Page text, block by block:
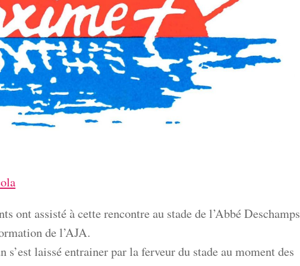
ont assisté à cette rencontre au stade de l’Abbé Deschamps
de l’AJA.
laissé entrainer par la ferveur du stade au moment des